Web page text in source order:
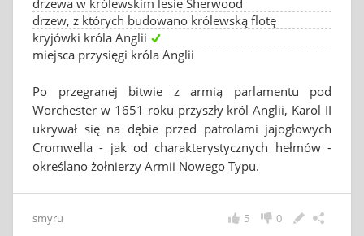
drzewa w królewskim lesie Sherwood
drzew, z których budowano królewską flotę
kryjówki króla Anglii
miejsca przysięgi króla Anglii
Po przegranej bitwie z armią parlamentu pod
Worchester w 1651 roku przyszły król Anglii, Karol II
ukrywał się na dębie przed patrolami jajogłowych
Cromwella - jak od charakterystycznych hełmów -
określano żołnierzy Armii Nowego Typu.
smyru 0
5